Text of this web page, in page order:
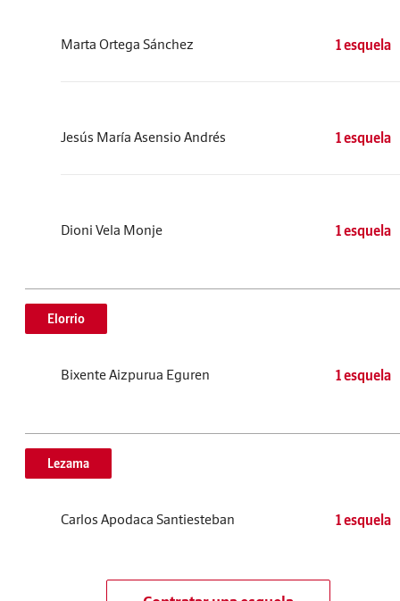
Marta Ortega Sánchez 1 esquela
Jesús María Asensio Andrés 1 esquela
Dioni Vela Monje 1 esquela
Elorrio
Bixente Aizpurua Eguren 1 esquela
Lezama
Carlos Apodaca Santiesteban 1 esquela